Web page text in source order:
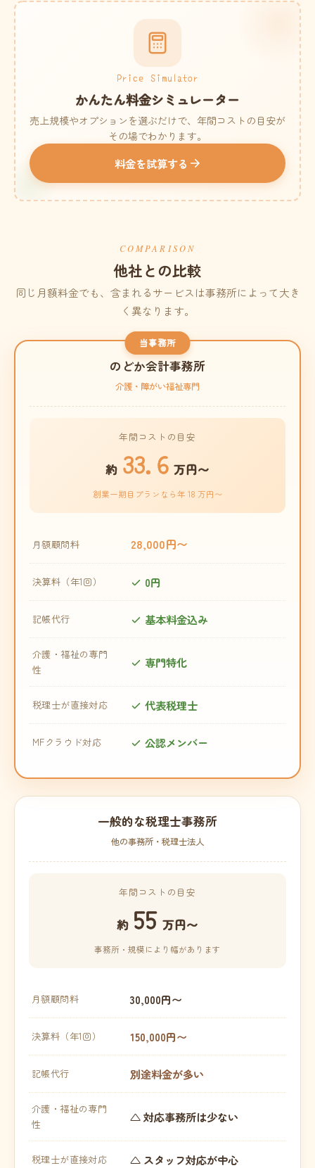
Price Simulator
かんたん料金シミュレーター
売上規模やオプションを選ぶだけで、年間コストの目安が
その場でわかります。
料金を試算する
COMPARISON
他社との比較
同じ月額料金でも、含まれるサービスは事務所によって大き
く異なります。
当事務所
のどか会計事務所
介護・障がい福祉専門
年間コストの目安
約 33.6 万円〜
創業一期目プランなら年 18 万円〜
月額顧問料 28,000円〜
決算料（年1回） 0円
記帳代行 基本料金込み
介護・福祉の専門
性
専門特化
税理士が直接対応 代表税理士
MFクラウド対応 公認メンバー
一般的な税理士事務所
他の事務所・税理士法人
年間コストの目安
約 55 万円〜
事務所・規模により幅があります
月額顧問料 30,000円〜
決算料（年1回） 150,000円〜
記帳代行 別途料金が多い
介護・福祉の専門
性
△ 対応事務所は少ない
税理士が直接対応 △ スタッフ対応が中心